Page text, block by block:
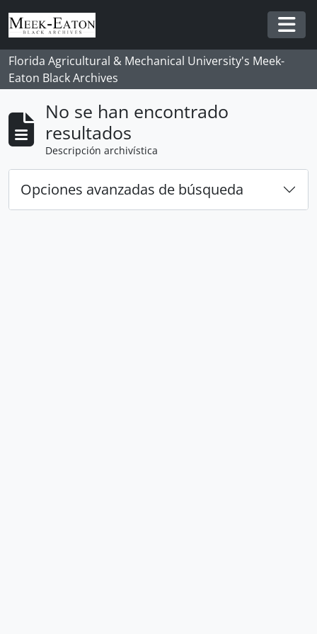
Skip to main content
Florida Agricultural & Mechanical University's Meek-
Eaton Black Archives
No se han encontrado
resultados
Descripción archivística
Opciones avanzadas de búsqueda